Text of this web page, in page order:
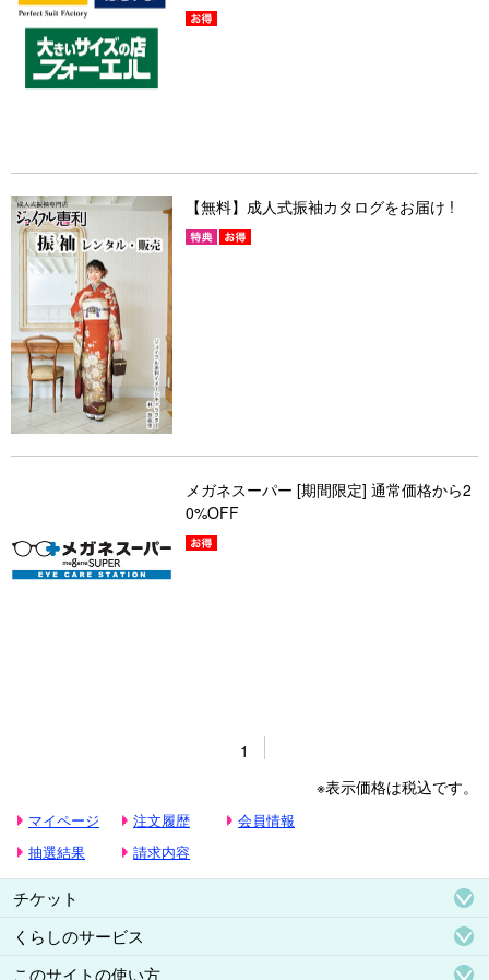
【無料】成人式振袖カタログをお届け !
メガネスーパー [期間限定] 通常価格から2
0%OFF
1
※表示価格は税込です。
マイページ 注文履歴
会員情報
抽選結果
請求内容
チケット
くらしのサービス
このサイトの使い方